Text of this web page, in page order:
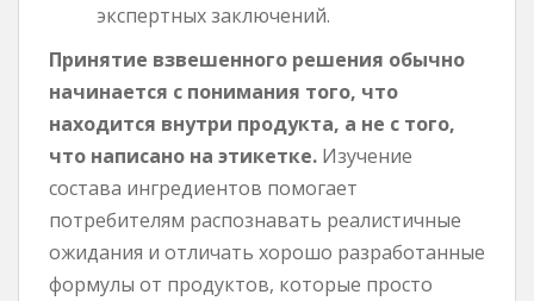
экспертных заключений.
Принятие взвешенного решения обычно
начинается с понимания того, что
находится внутри продукта, а не с того,
что написано на этикетке. Изучение
состава ингредиентов помогает
потребителям распознавать реалистичные
ожидания и отличать хорошо разработанные
формулы от продуктов, которые просто